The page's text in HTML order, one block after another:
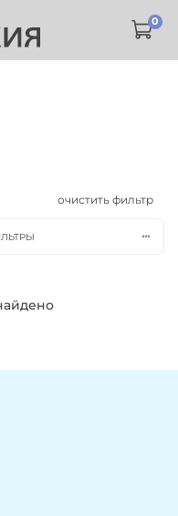
0
очистить фильтр